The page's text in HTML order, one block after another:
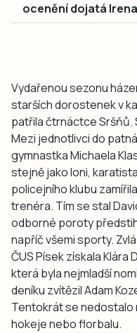
ocenění dojatá
Vydařenou sezonu
starších dorostenek v
patřila čtrnáctce Sršňů.
Mezi jednotlivci do
gymnastka Michaela
stejně jako loni,
policejního klubu
trenéra. Tím se stal
odborné poroty
napříč všemi sporty.
ČUS Písek získala Klára
která byla nejmladší
deníku zvítězil Adam
Tentokrát se nedostalo
hokeje nebo florbalu.